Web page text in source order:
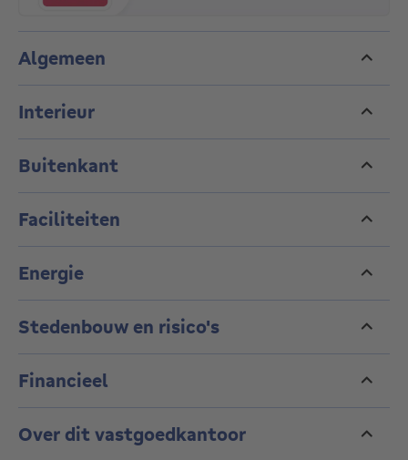
Algemeen
Interieur
Buitenkant
Faciliteiten
Energie
Stedenbouw en risico's
Financieel
Over dit vastgoedkantoor